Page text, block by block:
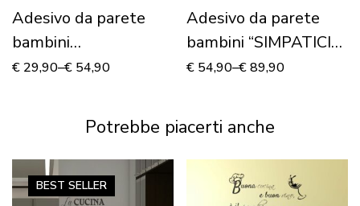
Adesivo da parete
bambini
“CONIGLIETTI
€ 29,90–€ 54,90
Adesivo da parete
bambini “SIMPATICI
AEREI IN VOLO” –
€ 54,90–€89,90
Potrebbe piacerti anche
BEST SELLER